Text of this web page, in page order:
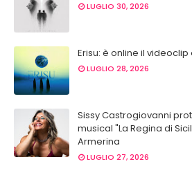
LUGLIO 30, 2026
Erisu: è online il videoclip
LUGLIO 28, 2026
Sissy Castrogiovanni
musical "La Regina di
Armerina
LUGLIO 27, 2026